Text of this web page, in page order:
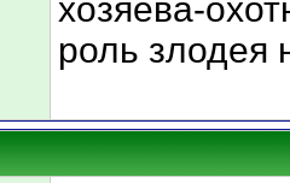
хозяева-
роль злодея